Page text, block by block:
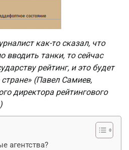
как-то сказал, что
вводить танки, то сейчас
рейтинг, и это будет
(Павел Самиев,
директора рейтингового
агентства?